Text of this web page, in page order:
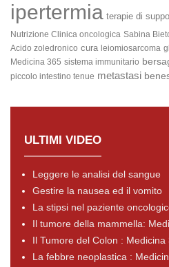
ipertermia terapie di
Nutrizione Clinica oncologica Sabina
Acido zoledronico cura leiomiosarcoma
Medicina 365 sistema immunitario
piccolo intestino tenue metastasi
ULTIMI VIDEO
Leggere le analisi del sangue
Gestire la nausea ed il vomito
La stipsi nel paziente
Il tumore della mammella:
Il Tumore del Colon : Medicina
La febbre neoplastica :